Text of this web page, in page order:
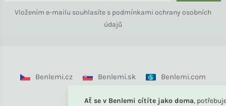
Ať se v Benlemi cítíte jako doma,
Vložením e-mailu souhlasíte s podmínkami ochrany osobních
údajů
Benlemi.cz Benlemi.sk Benlemi.com
Benlemi.ro